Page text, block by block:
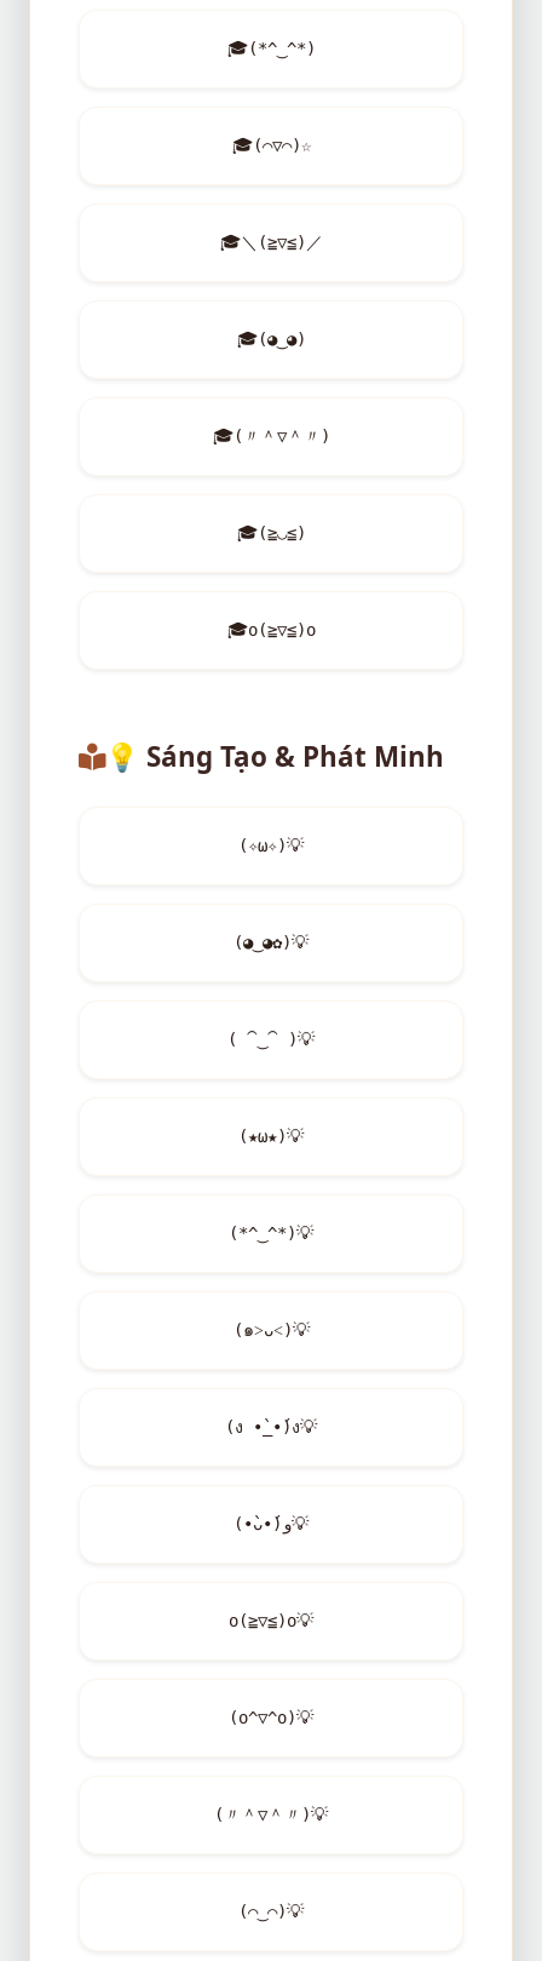
🎓(*^‿^*)
🎓(⌒▽⌒)☆
🎓＼(≧▽≦)／
🎓(◕‿◕)
🎓(〃＾▽＾〃)
🎓(≧◡≦)
🎓o(≧▽≦)o
💡 Sáng Tạo & Phát Minh
(✧ω✧)💡
(◕‿◕✿)💡
( ⁀‿⁀ )💡
(★ω★)💡
(*^‿^*)💡
(๑˃ᴗ˂)💡
(ง •̀_•́)ง💡
(•̀ᴗ•́)و💡
o(≧▽≦)o💡
(o^▽^o)💡
(〃＾▽＾〃)💡
(⌒‿⌒)💡